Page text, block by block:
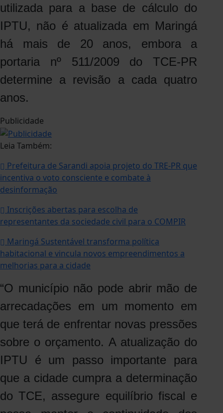
utilizada para a base de cálculo do
IPTU, não é atualizada em Maringá
há mais de 20 anos, embora a
portaria nº 511/2009 do TCE-PR
determine a revisão a cada quatro
anos.
Publicidade
Leia Também:
Prefeitura de Sarandi apoia projeto do TRE-PR que
incentiva o voto consciente e combate à
desinformação
Inscrições abertas para escolha de
representantes da sociedade civil para o COMPIR
Maringá Sustentável transforma política
habitacional e vincula novos empreendimentos a
melhorias para a cidade
“O município não pode abrir mão de
arrecadações em um momento em
que terá de enfrentar novas pressões
sobre o orçamento. A atualização do
IPTU é um passo importante para
que a cidade cumpra a determinação
do TCE, assegure equilíbrio fiscal e